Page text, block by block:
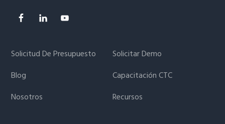
Solicitud De Presupuesto
Solicitar Demo
Blog
Capacitación CTC
Nosotros
Recursos